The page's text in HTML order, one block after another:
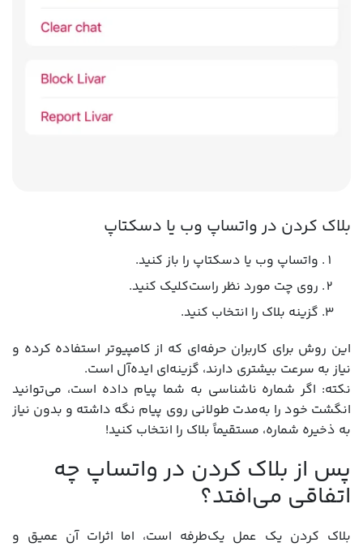
بلاک کردن در واتساپ وب یا دسکتاپ
واتساپ وب یا دسکتاپ را باز کنید.
روی چت مورد نظر راست‌کلیک کنید.
گزینه بلاک را انتخاب کنید.
این روش برای کاربران حرفه‌ای که از کامپیوتر استفاده کرده و
نیاز به سرعت بیشتری دارند، گزینه‌ای ایده‌آل است.
نکته: اگر شماره ناشناسی به شما پیام داده است، می‌توانید
انگشت خود را به‌مدت طولانی روی پیام نگه داشته و بدون نیاز
به ذخیره شماره، مستقیماً بلاک را انتخاب کنید!
پس از بلاک کردن در واتساپ چه
اتفاقی می‌افتد؟
بلاک کردن یک عمل یک‌طرفه است، اما اثرات آن عمیق و